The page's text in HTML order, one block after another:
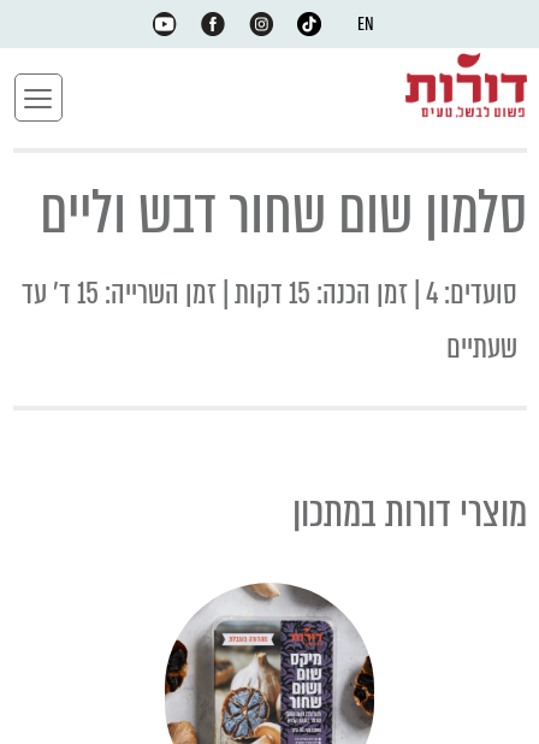
EN
סלמון שום שחור דבש וליים
סועדים: 4 | זמן הכנה: 15 דקות | זמן השרייה: 15 ד' עד
שעתיים
מוצרי דורות במתכון